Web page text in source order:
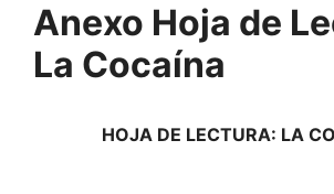
Anexo Hoja de
La Cocaína
HOJA DE LECTURA: LA